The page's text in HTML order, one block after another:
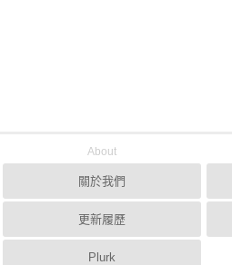
About
關於我們
更新履歷
Plurk